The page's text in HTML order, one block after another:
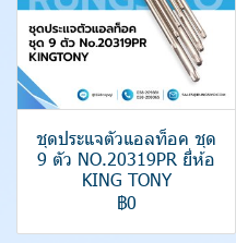
ชุดประแจตัวแอลท็อค ชุด
9 ตัว NO.20319PR ยี่ห้อ
KING TONY
฿0